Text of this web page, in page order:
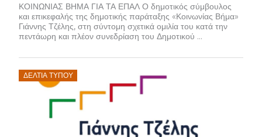
ΚΟΙΝΩΝΙΑΣ ΒΗΜΑ ΓΙΑ ΤΑ ΕΠΑΛ Ο δημοτικός σύμβουλος
και επικεφαλής της δημοτικής παράταξης «Κοινωνίας Βήμα»
Γιάννης Τζέλης, στη σύντομη σχετικά ομιλία του κατά την
πεντάωρη και πλέον συνεδρίαση του Δημοτικού ...
ΔΕΛΤΊΑ ΤΎΠΟΥ
Posted
on